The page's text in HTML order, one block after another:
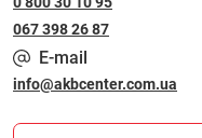
067 398 26 87
E-mail
info@akbcenter.com.ua